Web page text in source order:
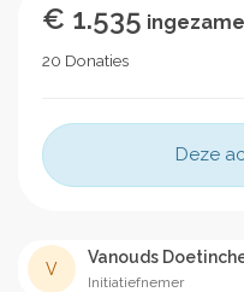
€ 1.535
20 Donaties
Deze
V
Vanouds
Initiatiefnemer